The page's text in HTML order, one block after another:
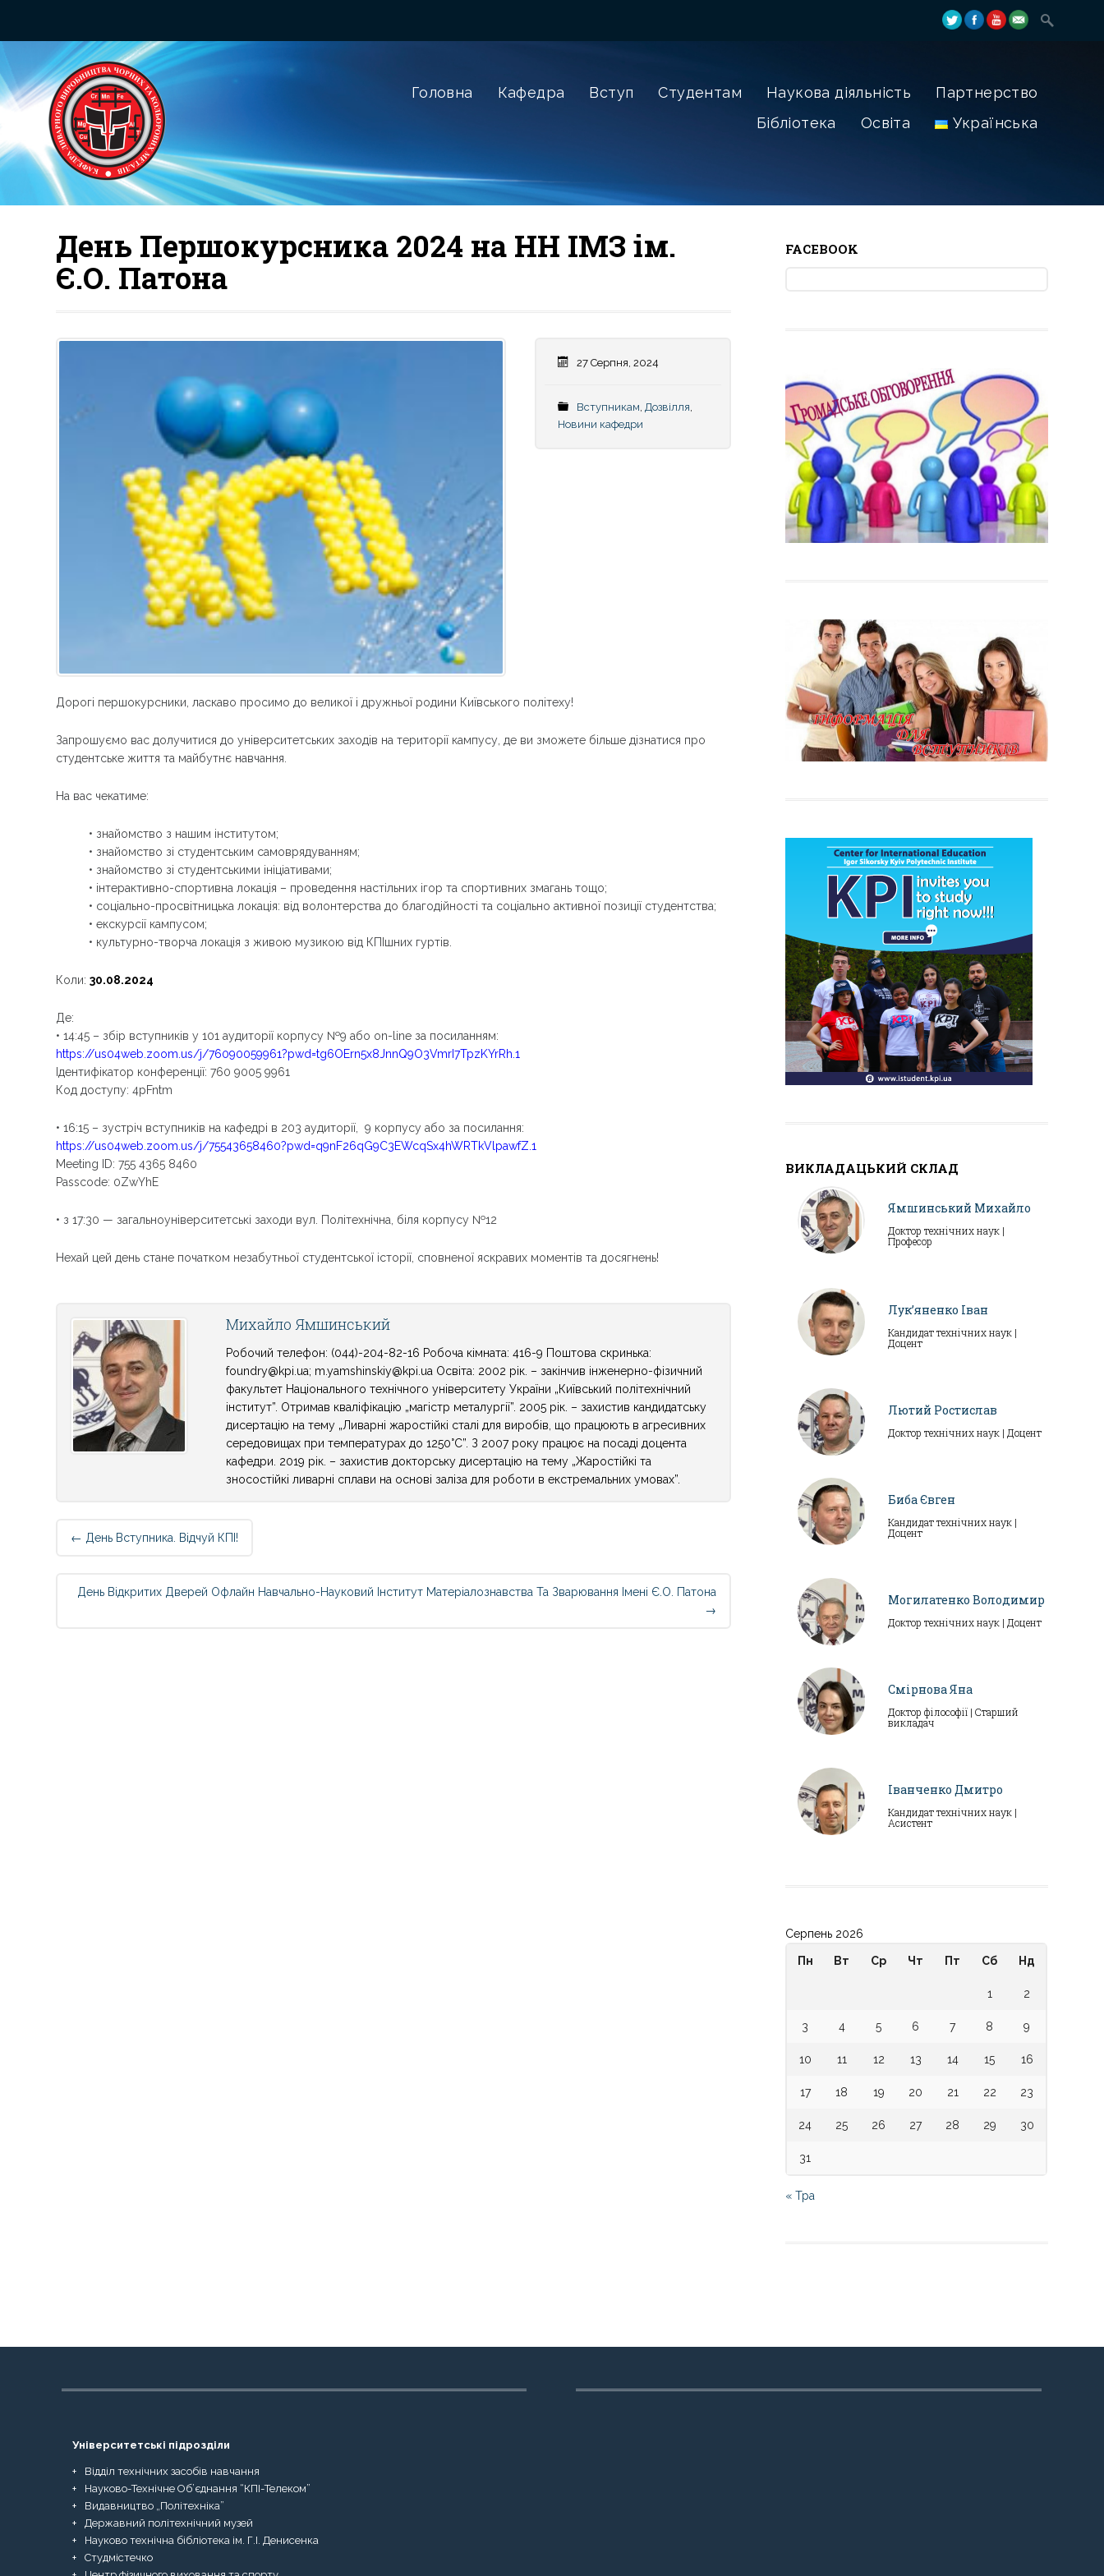
Головна Кафедра Вступ Студентам Наукова діяльність
Партнерство
Бібліотека
Освіта Українська
День Першокурсника 2024 на НН ІМЗ ім.
Є.О. Патона
27 Серпня, 2024
Вступникам, Дозвілля,
Новини кафедри
Дорогі першокурсники, ласкаво просимо до великої і дружньої родини Київського політеху!
Запрошуємо вас долучитися до університетських заходів на території кампусу, де ви зможете більше дізнатися про
студентське життя та майбутнє навчання.
На вас чекатиме:
• знайомство з нашим інститутом;
• знайомство зі студентським самоврядуванням;
• знайомство зі студентськими ініціативами;
• інтерактивно-спортивна локація – проведення настільних ігор та спортивних змагань тощо;
• соціально-просвітницька локація: від волонтерства до благодійності та соціально активної позиції студентства;
• екскурсії кампусом;
• культурно-творча локація з живою музикою від КПІшних гуртів.
Коли:30.08.2024
Де:
• 14:45 – збір вступників у 101 аудиторії корпусу №9 або on-line за посиланням:
https://us04web.zoom.us/j/76090059961?pwd=tg6OErn5x8JnnQ9O3VmrI7TpzKYrRh.1
Ідентифікатор конференції: 760 9005 9961
Код доступу: 4pFntm
• 16:15 – зустріч вступників на кафедрі в 203 аудиторії, 9 корпусу або за посилання:
https://us04web.zoom.us/j/75543658460?pwd=q9nF26qG9C3EWcqSx4hWRTkVlpawfZ.1
Meeting ID: 755 4365 8460
Passcode: 0ZwYhE
• з 17:30 — загальноуніверситетські заходи вул. Політехнічна, біля корпусу №12
Нехай цей день стане початком незабутньої студентської історії, сповненої яскравих моментів та досягнень!
Михайло Ямшинський
Робочий телефон: (044)-204-82-16 Робоча кімната: 416-9 Поштова скринька:
foundry@kpi.ua; m.yamshinskiy@kpi.ua Освіта: 2002 рік. – закінчив інженерно-фізичний
факультет Національного технічного університету України „Київський політехнічний
інститут”. Отримав кваліфікацію „магістр металургії”. 2005 рік. – захистив кандидатську
дисертацію на тему „Ливарні жаростійкі сталі для виробів, що працюють в агресивних
середовищах при температурах до 1250°С”. З 2007 року працює на посаді доцента
кафедри. 2019 рік. – захистив докторську дисертацію на тему „Жаростійкі та
зносостійкі ливарні сплави на основі заліза для роботи в екстремальних умовах”.
Post
navigation
← День Вступника. Відчуй КПІ!
День Відкритих Дверей Офлайн Навчально-Науковий Інститут Матеріалознавства Та Зварювання Імені Є.О. Патона
→
FACEBOOK
ВИКЛАДАЦЬКИЙ СКЛАД
Ямшинський Михайло
Доктор технічних наук |
Професор
Лук’яненко Іван
Кандидат технічних наук |
Доцент
Лютий Ростислав
Доктор технічних наук | Доцент
Биба Євген
Кандидат технічних наук |
Доцент
Могилатенко Володимир
Доктор технічних наук | Доцент
Смірнова Яна
Доктор філософії | Старший
викладач
Іванченко Дмитро
Кандидат технічних наук |
Асистент
Серпень 2026
Пн Вт Ср Чт Пт Сб Нд
1 2
3 4 5 6 7 8 9
10 11 12 13 14 15 16
17 18 19 20 21 22 23
24 25 26 27 28 29 30
31
« Тра
Університетські підрозділи
Відділ технічних засобів навчання
Науково-Технічне Об’єднання “КПІ-Телеком”
Видавництво „Політехніка”
Державний політехнічний музей
Науково технічна бібліотека ім. Г.І. Денисенка
Студмістечко